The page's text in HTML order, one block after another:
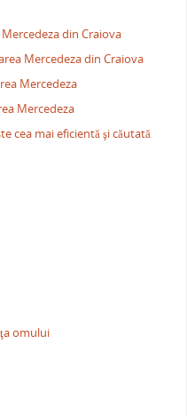
din Craiova
Mercedeza din Craiova
Mercedeza
Mercedeza
cea mai eficientă şi căutată
omului